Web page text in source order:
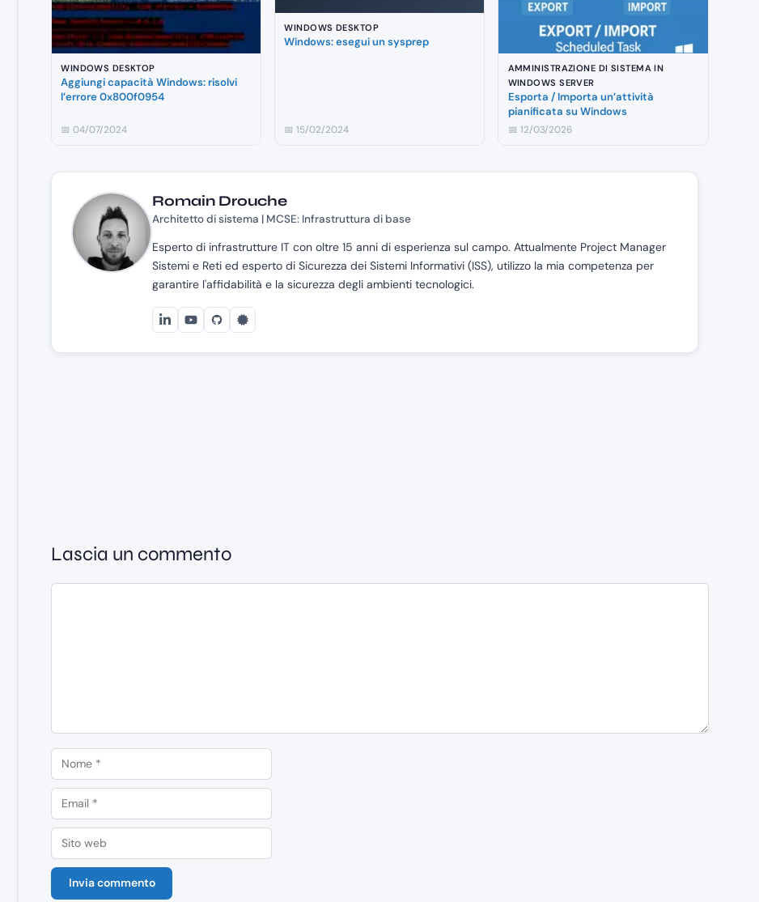
WINDOWS DESKTOP
Aggiungi capacità Windows: risolvi
l’errore 0x800f0954
📅 04/07/2024
WINDOWS DESKTOP
Windows: esegui un sysprep
📅 15/02/2024
AMMINISTRAZIONE DI SISTEMA IN
WINDOWS SERVER
Esporta / Importa un’attività
pianificata su Windows
📅 12/03/2026
Romain Drouche
Architetto di sistema | MCSE: Infrastruttura di base
Esperto di infrastrutture IT con oltre 15 anni di esperienza sul campo. Attualmente Project Manager
Sistemi e Reti ed esperto di Sicurezza dei Sistemi Informativi (ISS), utilizzo la mia competenza per
garantire l'affidabilità e la sicurezza degli ambienti tecnologici.
Lascia un commento
Commento
Nome
Email
Sito
web